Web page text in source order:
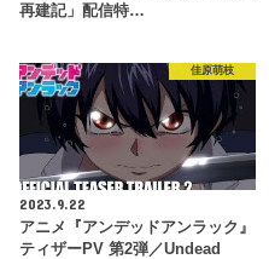
再建記」配信特…
佳原萌枝
2023.9.22
アニメ『アンデッドアンラック』
ティザーPV 第2弾／Undead